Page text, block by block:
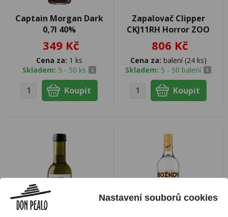
Captain Morgan Dark
0,7l 40%
349 Kč
Cena za: 1 ks
Skladem: 5 - 50 ks
Zapalovač Clipper
CKJ11RH Horror ZOO
806 Kč
Cena za: balení (24 ks)
Skladem: 5 - 50 balení
Nastavení souborů cookies